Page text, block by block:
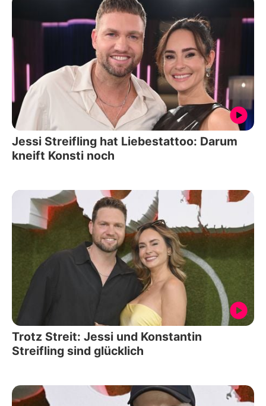
Jessi Streifling hat Liebestattoo: Darum
kneift Konsti noch
Trotz Streit: Jessi und Konstantin
Streifling sind glücklich